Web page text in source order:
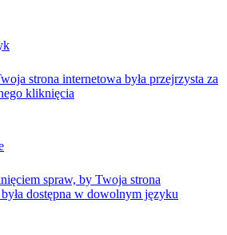
strona internetowa była przejrzysta za
kliknięcia
spraw, by Twoja strona
dostępna w dowolnym języku